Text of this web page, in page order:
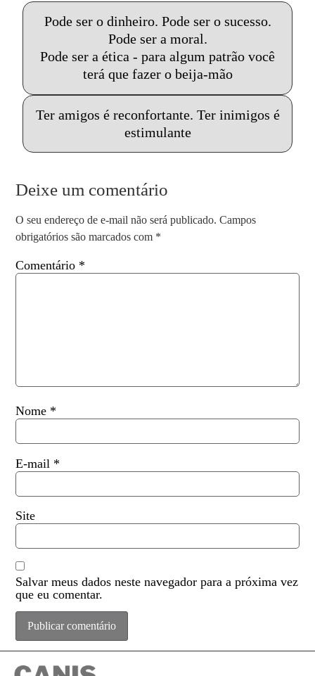
Pode ser o dinheiro. Pode ser o sucesso.
Pode ser a moral.
Pode ser a ética - para algum patrão você
terá que fazer o beija-mão
Ter amigos é reconfortante. Ter inimigos é
estimulante
Deixe um comentário
O seu endereço de e-mail não será publicado. Campos
obrigatórios são marcados com *
Comentário *
Nome *
E-mail *
Site
Salvar meus dados neste navegador para a próxima vez
que eu comentar.